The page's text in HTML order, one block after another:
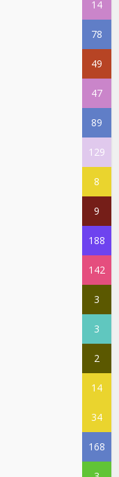
14
78
49
47
89
129
8
9
188
142
3
3
2
14
34
168